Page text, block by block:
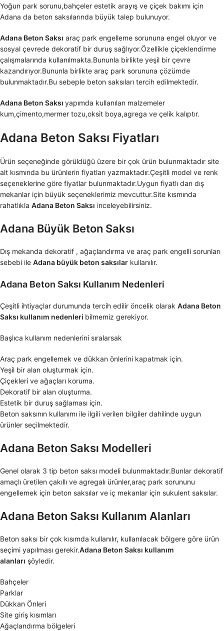
Yoğun park sorunu,bahçeler estetik arayış ve çiçek bakımı için
Adana da beton saksılarında büyük talep bulunuyor.
Adana Beton Saksı araç park engelleme sorununa engel oluyor ve
sosyal çevrede dekoratif bir duruş sağlıyor.Özellikle çiçeklendirme
çalışmalarında kullanılmakta.Bununla birlikte yeşil bir çevre
kazandırıyor.Bununla birlikte araç park sorununa çözümde
bulunmaktadır.Bu sebeple beton saksıları tercih edilmektedir.
Adana Beton Saksı yapımda kullanılan malzemeler
kum,çimento,mermer tozu,oksit boya,agrega ve çelik kalıptır.
Adana Beton Saksı Fiyatları
Ürün seçeneğinde görüldüğü üzere bir çok ürün bulunmaktadır site
alt kısmında bu ürünlerin fiyatları yazmaktadır.Çeşitli model ve renk
seçeneklerine göre fiyatlar bulunmaktadır.Uygun fiyatlı dan dış
mekanlar için büyük seçeneklerimiz mevcuttur.Site kısmında
rahatlıkla Adana Beton Saksı inceleyebilirsiniz.
Adana Büyük Beton Saksı
Dış mekanda dekoratif , ağaçlandırma ve araç park engelli sorunları
sebebi ile Adana büyük beton saksılar kullanılır.
Adana Beton Saksı Kullanım Nedenleri
Çeşitli ihtiyaçlar durumunda tercih edilir öncelik olarak Adana Beton
Saksı kullanım nedenleri bilmemiz gerekiyor.
Başlıca kullanım nedenlerini sıralarsak
Araç park engellemek ve dükkan önlerini kapatmak için.
Yeşil bir alan oluşturmak için.
Çiçekleri ve ağaçları koruma.
Dekoratif bir alan oluşturma.
Estetik bir duruş sağlaması için.
Beton saksının kullanımı ile ilgili verilen bilgiler dahilinde uygun
ürünler seçilmektedir.
Adana Beton Saksı Modelleri
Genel olarak 3 tip beton saksı modeli bulunmaktadır.Bunlar dekoratif
amaçlı üretilen çakıllı ve agregalı ürünler,araç park sorununu
engellemek için beton saksılar ve iç mekanlar için sukulent saksılar.
Adana Beton Saksı Kullanım Alanları
Beton saksı bir çok kısımda kullanılır, kullanılacak bölgere göre ürün
seçimi yapılması gerekir.Adana Beton Saksı kullanım
alanları şöyledir.
Bahçeler
Parklar
Dükkan Önleri
Site giriş kısımları
Ağaçlandırma bölgeleri